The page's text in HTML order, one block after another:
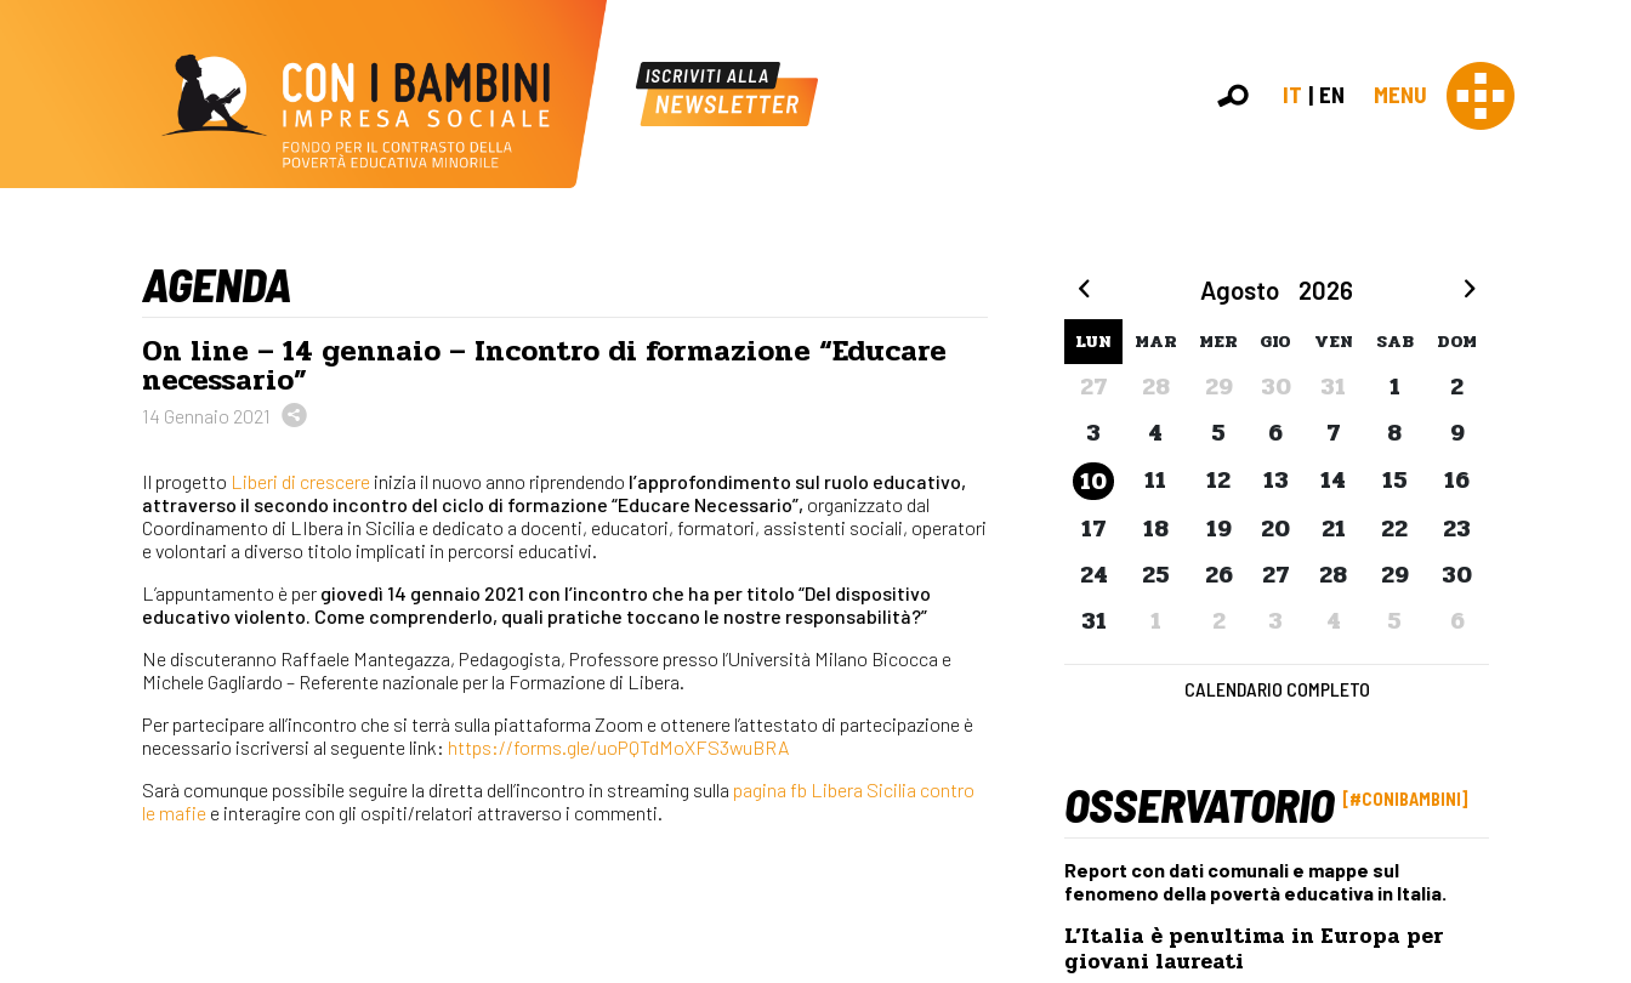
IT EN MENU
AGENDA
On line – 14 gennaio – Incontro di formazione “Educare
necessario”
14 Gennaio 2021
Il progetto Liberi di crescere inizia il nuovo anno riprendendo l’approfondimento sul ruolo educativo,
attraverso il secondo incontro del ciclo di formazione “Educare Necessario”, organizzato dal
Coordinamento di LIbera in Sicilia e dedicato a docenti, educatori, formatori, assistenti sociali, operatori
e volontari a diverso titolo implicati in percorsi educativi.
L’appuntamento è per giovedì 14 gennaio 2021 con l’incontro che ha per titolo “Del dispositivo
educativo violento. Come comprenderlo, quali pratiche toccano le nostre responsabilità?”
Ne discuteranno Raffaele Mantegazza, Pedagogista, Professore presso l’Università Milano Bicocca e
Michele Gagliardo – Referente nazionale per la Formazione di Libera.
Per partecipare all’incontro che si terrà sulla piattaforma Zoom e ottenere l’attestato di partecipazione è
necessario iscriversi al seguente link: https://forms.gle/uoPQTdMoXFS3wuBRA
Sarà comunque possibile seguire la diretta dell’incontro in streaming sulla pagina fb Libera Sicilia contro
le mafie e interagire con gli ospiti/relatori attraverso i commenti.
Agosto 2026
LUN MAR MER GIO VEN SAB DOM
27 28 29 30 31 1
2
3
4 5 6 7 8
9
10
11 12 13 14 15
16
17
18 19 20 21 22
23
24
25 26 27 28 29
30
31
1 2 3 4 5 6
CALENDARIO COMPLETO
OSSERVATORIO #CONIBAMBINI
Report con dati comunali e mappe sul
fenomeno della povertà educativa in Italia.
L’Italia è penultima in Europa per
giovani laureati